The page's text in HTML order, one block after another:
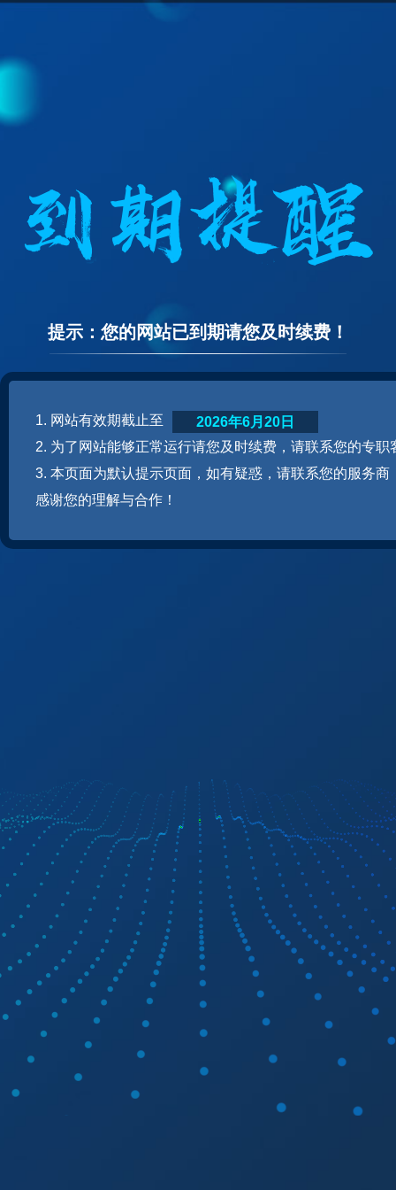
提示：您的网站已到期请您及时续费！
1. 网站有效期截止至
2. 为了网站能够正常运行请您及时续费，请联系您的专职
3. 本页面为默认提示页面，如有疑惑，请联系您的服务商
感谢您的理解与合作！
2026年6月20日